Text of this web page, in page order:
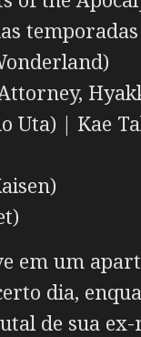
temporadas
Uta) | Kae
em um
dia,
de sua